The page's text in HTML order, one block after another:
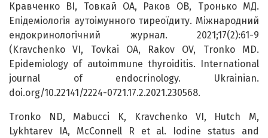
Кравченко ВІ, Товкай ОА, Раков ОВ, Тронько МД.
Епідеміологія аутоімунного тиреоїдиту. Міжнародний
ендокринологічний журнал. 2021;17(2):61-9
(Kravchenko VI, Tovkai OA, Rakov OV, Tronko MD.
Epidemiology of autoimmune thyroiditis. International
journal of endocrinology. Ukrainian.
doi.org/10.22141/2224-0721.17.2.2021.230568.
Tronko ND, Mabucci K, Kravchenko VI, Hutch M,
Lykhtarev IA, McConnell R et al. Iodine status and